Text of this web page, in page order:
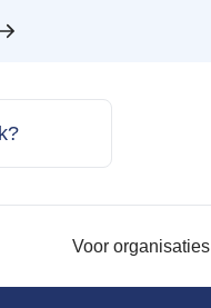
Voor organisaties